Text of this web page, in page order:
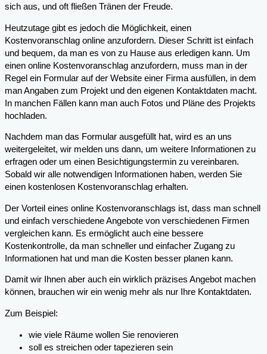
sich aus, und oft fließen Tränen der Freude.
Heutzutage gibt es jedoch die Möglichkeit, einen
Kostenvoranschlag online anzufordern. Dieser Schritt ist einfach
und bequem, da man es von zu Hause aus erledigen kann. Um
einen online Kostenvoranschlag anzufordern, muss man in der
Regel ein Formular auf der Website einer Firma ausfüllen, in dem
man Angaben zum Projekt und den eigenen Kontaktdaten macht.
In manchen Fällen kann man auch Fotos und Pläne des Projekts
hochladen.
Nachdem man das Formular ausgefüllt hat, wird es an uns
weitergeleitet, wir melden uns dann, um weitere Informationen zu
erfragen oder um einen Besichtigungstermin zu vereinbaren.
Sobald wir alle notwendigen Informationen haben, werden Sie
einen kostenlosen Kostenvoranschlag erhalten.
Der Vorteil eines online Kostenvoranschlags ist, dass man schnell
und einfach verschiedene Angebote von verschiedenen Firmen
vergleichen kann. Es ermöglicht auch eine bessere
Kostenkontrolle, da man schneller und einfacher Zugang zu
Informationen hat und man die Kosten besser planen kann.
Damit wir Ihnen aber auch ein wirklich präzises Angebot machen
können, brauchen wir ein wenig mehr als nur Ihre Kontaktdaten.
Zum Beispiel:
wie viele Räume wollen Sie renovieren
soll es streichen oder tapezieren sein